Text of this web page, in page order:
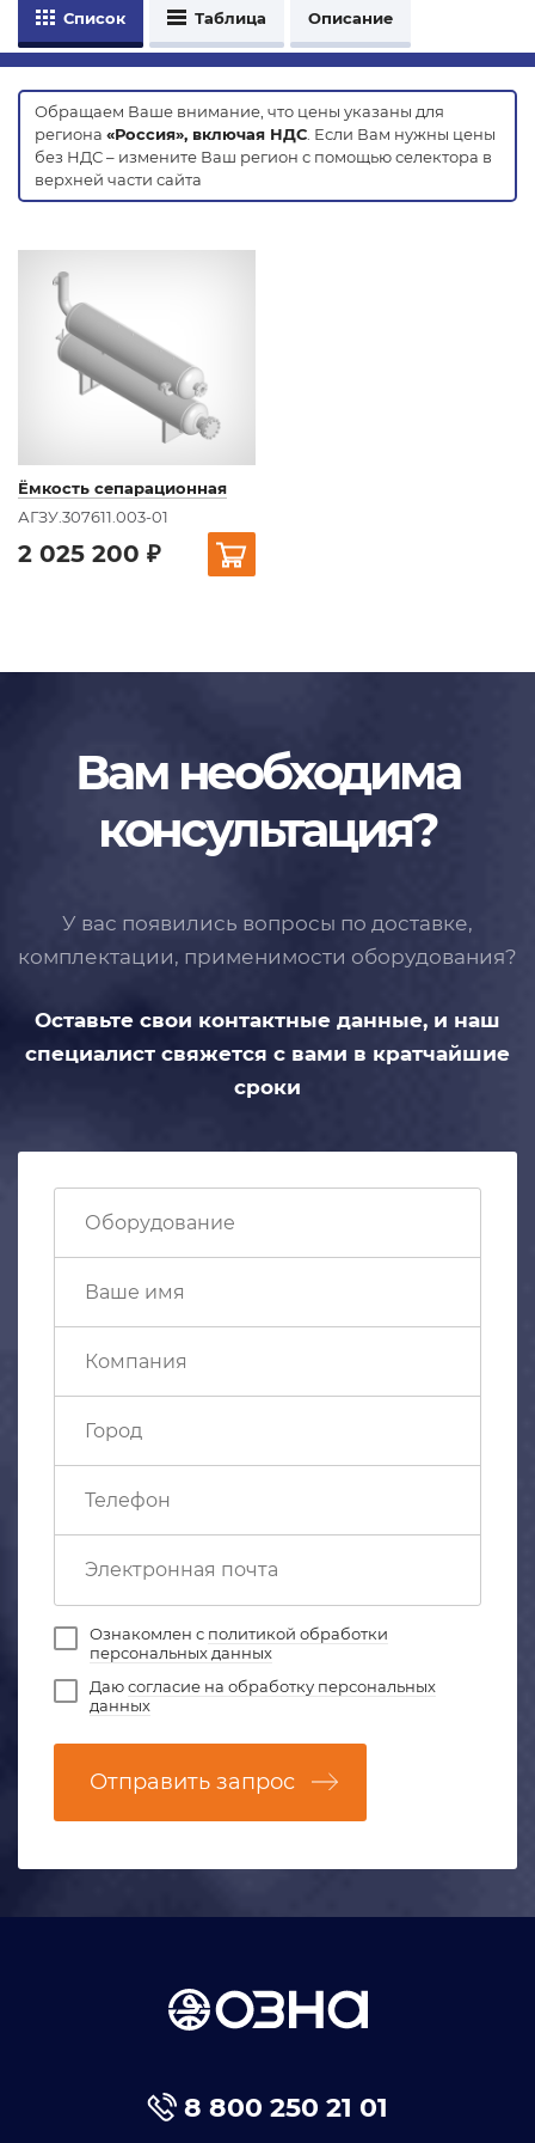
Список Таблица Описание
Обращаем Ваше внимание, что цены указаны для
региона «Россия», включая НДС . Если Вам нужны цены
без НДС – измените Ваш регион с помощью селектора в
верхней части сайта
Ёмкость сепарационная
АГЗУ.307611.003-01
2 025 200 ₽
Вам необходима
консультация?
У вас появились вопросы по доставке,
комплектации, применимости оборудования?
Оставьте свои контактные данные, и наш
специалист свяжется с вами в кратчайшие
сроки
Ознакомлен с политикой обработки
персональных данных
Даюсогласие на обработку персональных
данных
Отправить запрос
8 800 250 21 01